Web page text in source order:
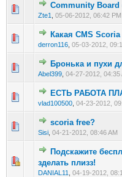
Community Board
Zte1 05-06-2012, 06:42 PM
0 голос(ов) - 0 из 5 в
12345
Какая CMS
derron116 05-03-2012,
0 голос(ов) - 0 из 5 в
1234 5
Бронька и пухи
Abel399 04-27-2012, 04:35
0 голос(ов) - 0 из 5 в
1234 5
ЕСТЬ РАБОТА
vlad100500 04-23-2012,
0 голос(ов) - 0 из 5 в
123 45
scoria free?
Sisi 04-21-2012, 08:46 AM
0 голос(ов) - 0 из 5 в
Подскажите
зделать плизз!
DANIAL11 04-19-2012,
0 голос(ов) - 0 из 5 в
1